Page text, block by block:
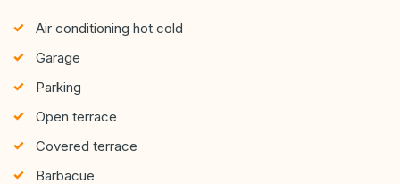
Air conditioning hot cold
Garage
Parking
Open terrace
Covered terrace
Barbacue